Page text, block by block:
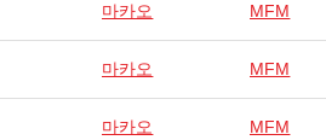
마카오 MFM
마카오 MFM
마카오 MFM